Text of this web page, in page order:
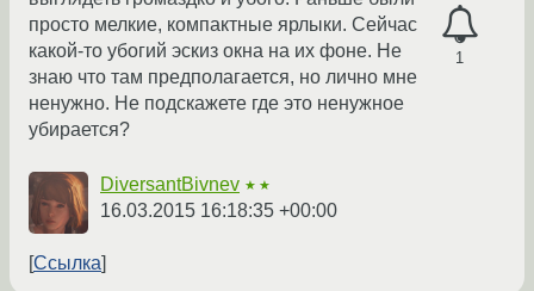
1
просто мелкие, компактные ярлыки. Сейчас
какой-то убогий эскиз окна на их фоне. Не
знаю что там предполагается, но лично мне
ненужно. Не подскажете где это ненужное
убирается?
DiversantBivnev ★★
16.03.2015 16:18:35 +00:00
Ссылка